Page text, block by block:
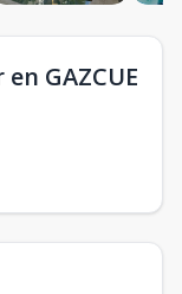
GAZCUE